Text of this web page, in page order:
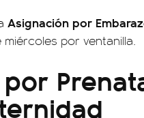
Asignación por
por ventanilla.